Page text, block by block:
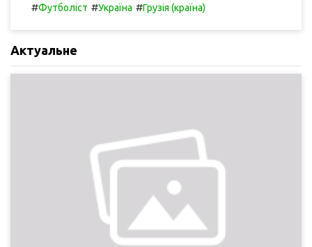
#Футболіст #Україна #Грузія (країна)
Актуальне